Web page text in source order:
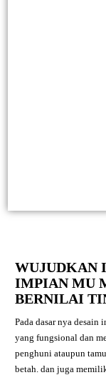
WUJUDKAN
IMPIAN MU
BERNILAI
Pada dasar nya
yang fungsional dan
penghuni ataupun
betah. dan juga